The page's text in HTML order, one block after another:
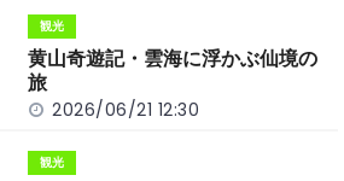
観光
黄山奇遊記・雲海に浮かぶ仙境の
旅
2026/06/21 12:30
観光